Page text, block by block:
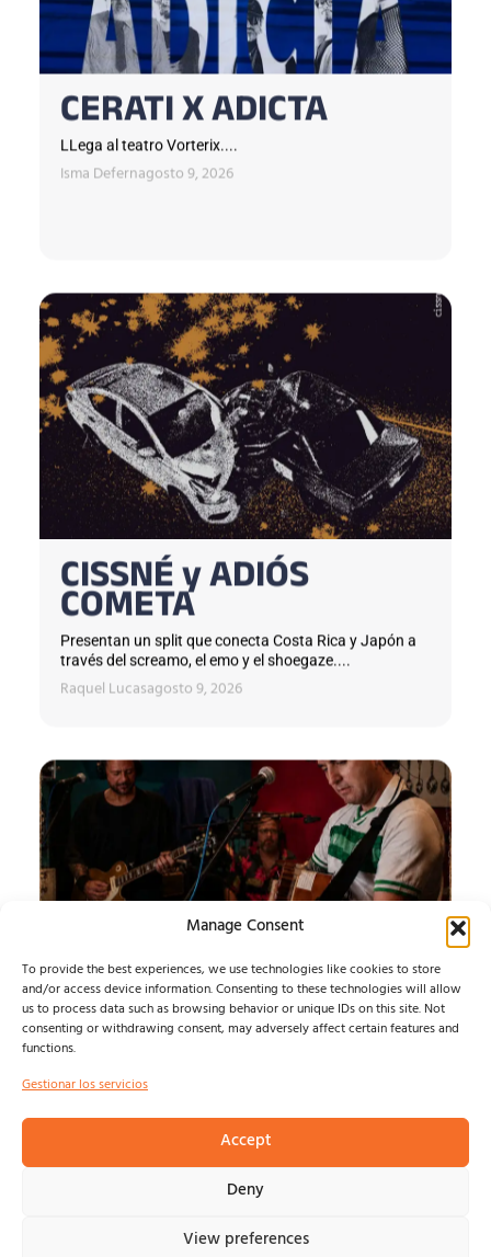
Manage Consent
To provide the best experiences, we use technologies like cookies to store
and/or access device information. Consenting to these technologies will allow
us to process data such as browsing behavior or unique IDs on this site. Not
consenting or withdrawing consent, may adversely affect certain features and
functions.
Gestionar los servicios
Accept
Deny
View preferences
CERATI X ADICTA
LLega al teatro Vorterix....
Isma Defernagosto 9, 2026
CISSNÉ y ADIÓS
COMETA
Presentan un split que conecta Costa Rica y Japón a
través del screamo, el emo y el shoegaze....
Raquel Lucasagosto 9, 2026
RAFAEL MACHUCA
PRESENTA LA VERSIÓN EN DIRECTO DE "EL PERRO
noemivillegasagosto 9, 2026
POLÍTICA DE PRIVACIDAD Y